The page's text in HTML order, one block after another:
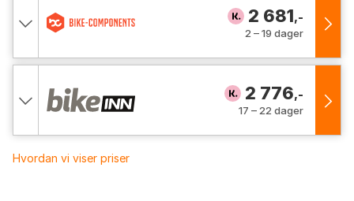
2 681,-
2 – 19 dager
2 776,-
17 – 22 dager
Hvordan vi viser priser